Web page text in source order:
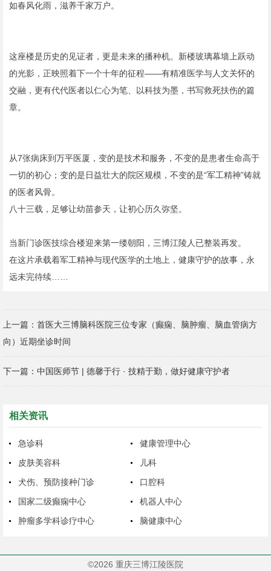
如春风化雨，滋养千家万户。
这座楼是历史的见证者，更是未来的播种机。新楼玻璃幕墙上跃动
的光影，正映照着下一个十年的征程——有精准医学与人文关怀的
交融，更有代代医者以仁心为笔、以科技为墨，书写救死扶伤的篇
章。
从7张病床到万平医厦，变的是技术和服务，不变的是患者生命高于
一切的初心；变的是日益壮大的院区规模，不变的是“军工精神”铸就
的医者风骨。
八十三载，足够让幼苗参天，让初心历久弥坚。
当新门诊医技综合楼迎来第一缕朝阳，三博江陵人已整装再发。
在这片承载着军工精神与现代医学的土地上，健康守护的故事，永
远未完待续……
上一篇： 首医大三博脑科医院三位专家（癫痫、脑肿瘤、脑血管病方
向）近期坐诊时间
下一篇： 中国医师节 | 德馨于行 · 技精于勤，做好健康守护者
相关资讯
急诊科
健康管理中心
皮肤美容科
儿科
犬伤、预防接种门诊
口腔科
国家二级癫痫中心
机器人中心
肿瘤多学科诊疗中心
脑健康中心
©2026 重庆三博江陵医院